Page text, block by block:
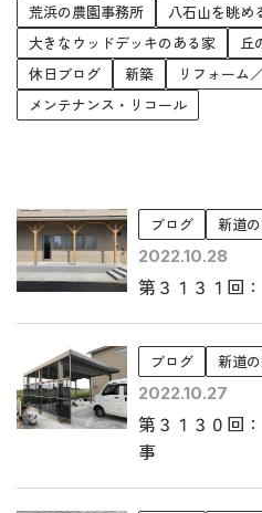
会社情報
Tel. 0257-
荒浜の農園事務所
八石山を眺め
大きなウッドデッキのある家
丘
休日ブログ
新築 リフォーム
メンテナンス・リコール
ブログ
新道
2022.10.28
第３１３１回
ブログ
新道
2022.10.27
第３１３０回
事